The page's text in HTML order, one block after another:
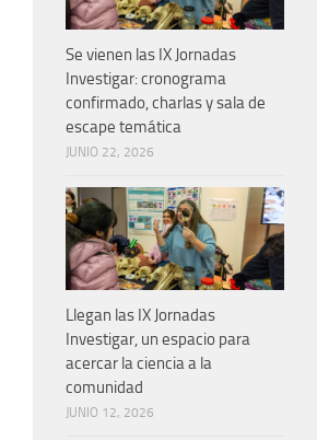
Se vienen las IX Jornadas
Investigar: cronograma
confirmado, charlas y sala de
escape temática
JUNIO 22, 2026
Llegan las IX Jornadas
Investigar, un espacio para
acercar la ciencia a la
comunidad
JUNIO 12, 2026